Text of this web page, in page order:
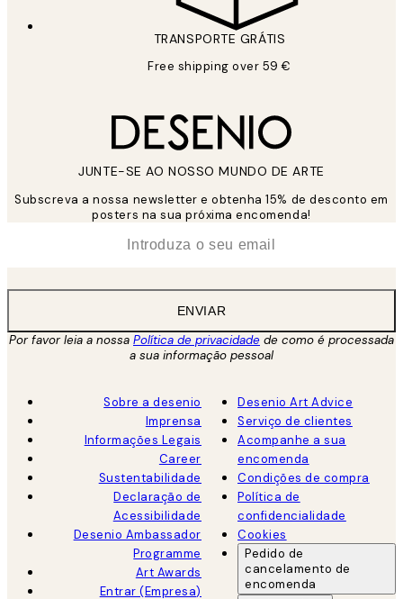
TRANSPORTE GRÁTIS
Free shipping over 59 €
JUNTE-SE AO NOSSO MUNDO DE ARTE
Subscreva a nossa newsletter e obtenha 15% de desconto em
posters na sua próxima encomenda!
ENVIAR
Por favor leia a nossa Política de privacidade de como é processada
a sua informação pessoal
Sobre a desenio
Imprensa
Informações Legais
Career
Sustentabilidade
Declaração de
Acessibilidade
Desenio Ambassador
Programme
Art Awards
Entrar (Empresa)
Desenio Art Advice
Serviço de clientes
Acompanhe a sua
encomenda
Condições de compra
Política de
confidencialidade
Cookies
Pedido de
cancelamento de
encomenda